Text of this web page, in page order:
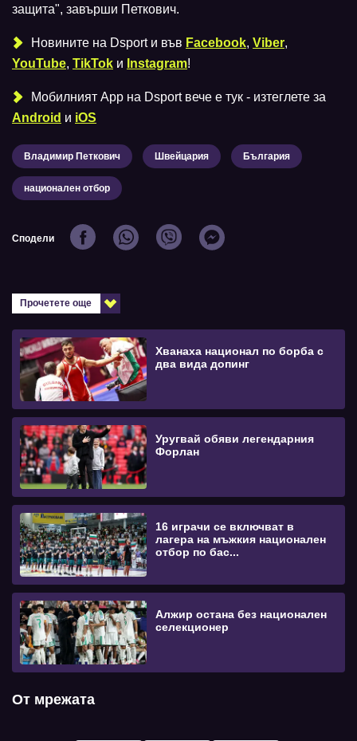
защита", завърши Петкович.
Новините на Dsport и във Facebook, Viber,
YouTube, TikTok и Instagram!
Мобилният Аpp на Dsport вече е тук - изтеглете за
Android и iOS
Владимир Петкович Швейцария България
национален отбор
Сподели
Прочетете още
Хванаха национал по борба с
два вида допинг
Уругвай обяви легендарния
Форлан
16 играчи се включват в
лагера на мъжкия национален
отбор по бас...
Алжир остана без национален
селекционер
От мрежата